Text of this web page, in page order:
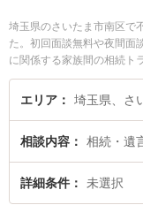
埼玉県のさいたま市南区で
た。初回面談無料や夜間面
に関係する家族間の相続ト
の絞り込み検索もでき便利
士や武蔵浦和法律事務所の
に弁護士に相談したい』『
くの弁護士を検索したい』
きるさいたま市南区内の弁
エリア 埼玉県、さ
相談内容 相続・遺
詳細条件 未選択